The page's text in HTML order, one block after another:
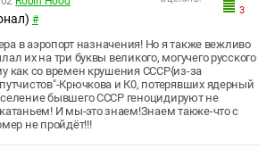
3
#
в аэропорт назначения! Но я также вежливо
их на три буквы великого, могучего русского
как со времен крушения СССР{из-за
Крючкова и К0, потерявших ядерный
бывшего СССР геноцидируют не
И мы-это знаем!Знаем также-что с
не пройдёт!!!